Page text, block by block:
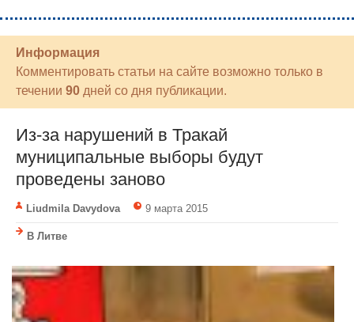
Информация
Комментировать статьи на сайте возможно только в
течении 90 дней со дня публикации.
Из-за нарушений в Тракай
муниципальные выборы будут
проведены заново
Liudmila Davydova 9 марта 2015
В Литве